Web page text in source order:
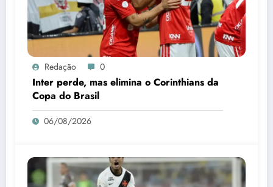
Redação 0
Inter perde, mas elimina o Corinthians da
Copa do Brasil
06/08/2026